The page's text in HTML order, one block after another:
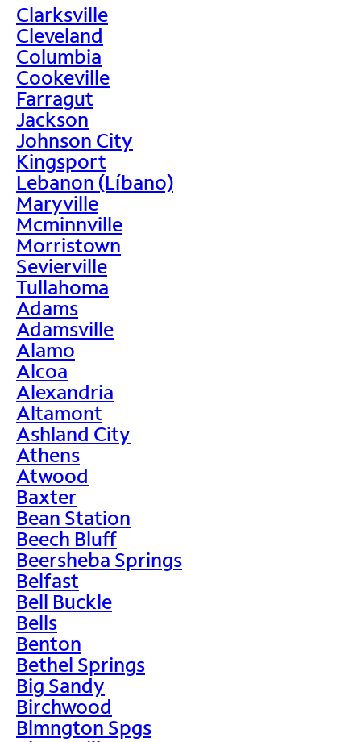
Clarksville
Cleveland
Columbia
Cookeville
Farragut
Jackson
Johnson City
Kingsport
Lebanon (Líbano)
Maryville
Mcminnville
Morristown
Sevierville
Tullahoma
Adams
Adamsville
Alamo
Alcoa
Alexandria
Altamont
Ashland City
Athens
Atwood
Baxter
Bean Station
Beech Bluff
Beersheba Springs
Belfast
Bell Buckle
Bells
Benton
Bethel Springs
Big Sandy
Birchwood
Blmngton Spgs